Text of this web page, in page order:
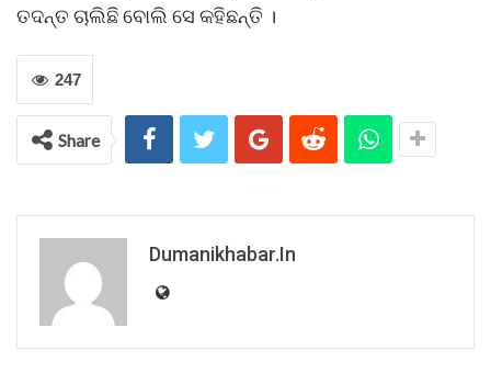
ତଦନ୍ତ ଚାଲିଛି ବୋଲି ସେ କହିଛନ୍ତି ।
247
Share
Dumanikhabar.in